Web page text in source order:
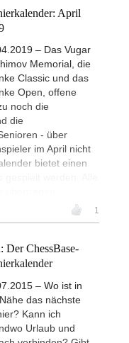
April
– Das Vugar
Memorial, die
Classic und das
Open, offene
noch die
die
- über
im April nicht
bietet einen
1
Der ChessBase-
– Wo ist in
das nächste
Kann ich
Urlaub und